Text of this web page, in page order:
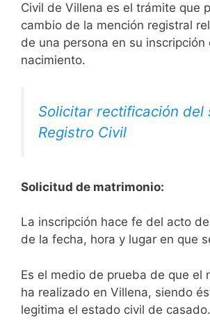
Civil de Villena es el trámite que
cambio de la mención registral
de una persona en su inscripción
nacimiento.
Solicitar rectificación del
Registro Civil
Solicitud de matrimonio:
La inscripción hace fe del acto
de la fecha, hora y lugar en que
Es el medio de prueba de que el
ha realizado en Villena, siendo
legitima el estado civil de casado.